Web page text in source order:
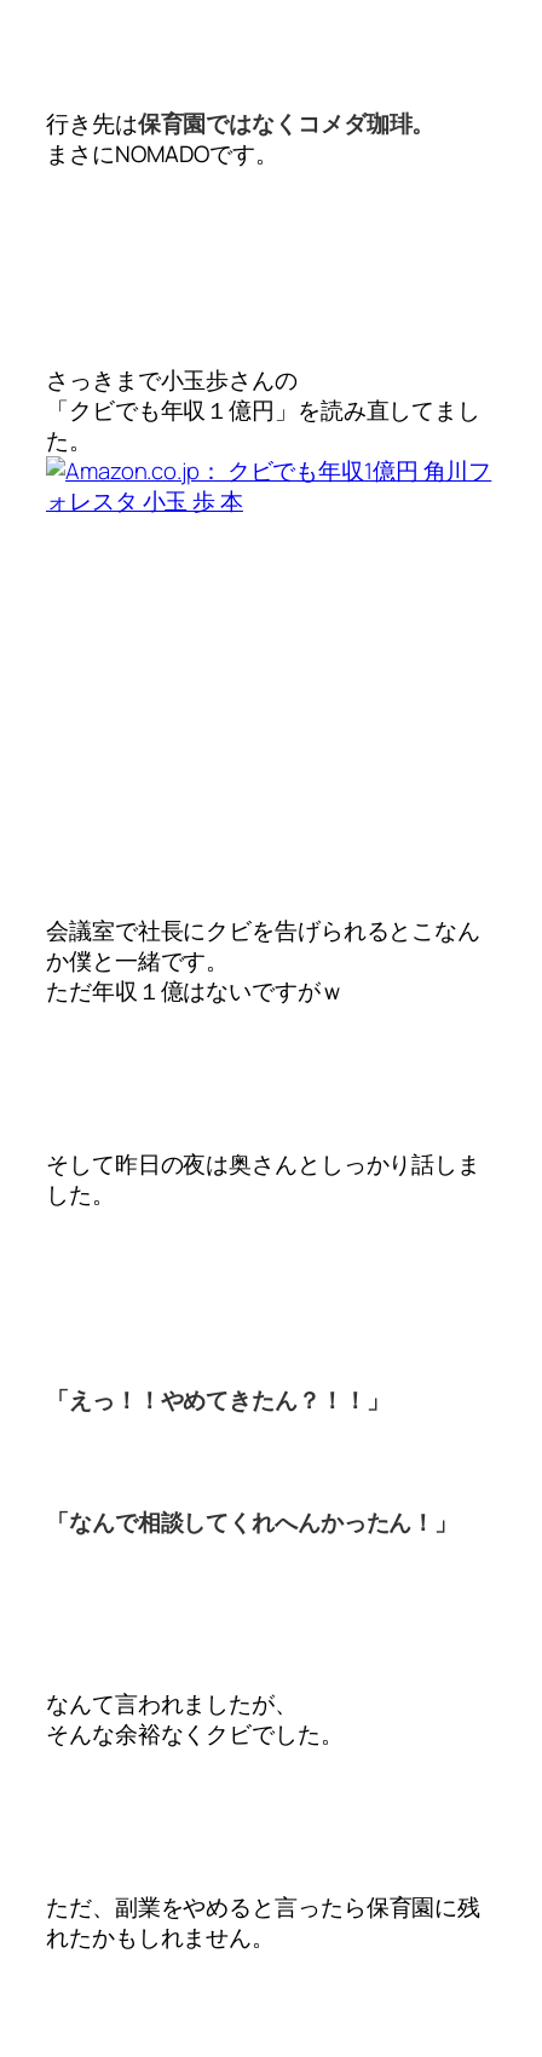
行き先は保育園ではなくコメダ珈琲。
まさにNOMADOです。
さっきまで小玉歩さんの
「クビでも年収１億円」を読み直してまし
た。
会議室で社長にクビを告げられるとこなん
か僕と一緒です。
ただ年収１億はないですがｗ
そして昨日の夜は奥さんとしっかり話しま
した。
「えっ！！やめてきたん？！！」
「なんで相談してくれへんかったん！」
なんて言われましたが、
そんな余裕なくクビでした。
ただ、副業をやめると言ったら保育園に残
れたかもしれません。